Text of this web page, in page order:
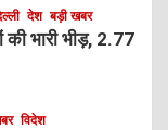
देश बड़ी खबर
की भारी भीड़, 2.77
विदेश